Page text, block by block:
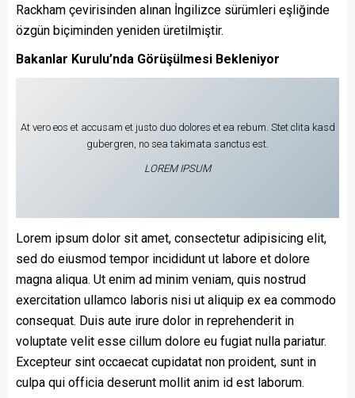
Rackham çevirisinden alınan İngilizce sürümleri eşliğinde
özgün biçiminden yeniden üretilmiştir.
Bakanlar Kurulu’nda Görüşülmesi Bekleniyor
At vero eos et accusam et justo duo dolores et ea rebum. Stet clita kasd
gubergren, no sea takimata sanctus est.
LOREM IPSUM
Lorem ipsum dolor sit amet, consectetur adipisicing elit,
sed do eiusmod tempor incididunt ut labore et dolore
magna aliqua. Ut enim ad minim veniam, quis nostrud
exercitation ullamco laboris nisi ut aliquip ex ea commodo
consequat. Duis aute irure dolor in reprehenderit in
voluptate velit esse cillum dolore eu fugiat nulla pariatur.
Excepteur sint occaecat cupidatat non proident, sunt in
culpa qui officia deserunt mollit anim id est laborum.